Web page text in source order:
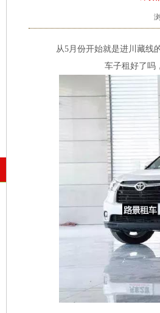
从5月份开始就是进川藏线
车子租好了吗，